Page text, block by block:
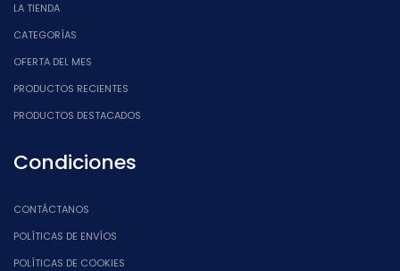
LA TIENDA
CATEGORÍAS
OFERTA DEL MES
PRODUCTOS RECIENTES
PRODUCTOS DESTACADOS
Condiciones
CONTÁCTANOS
POLÍTICAS DE ENVÍOS
POLÍTICAS DE COOKIES